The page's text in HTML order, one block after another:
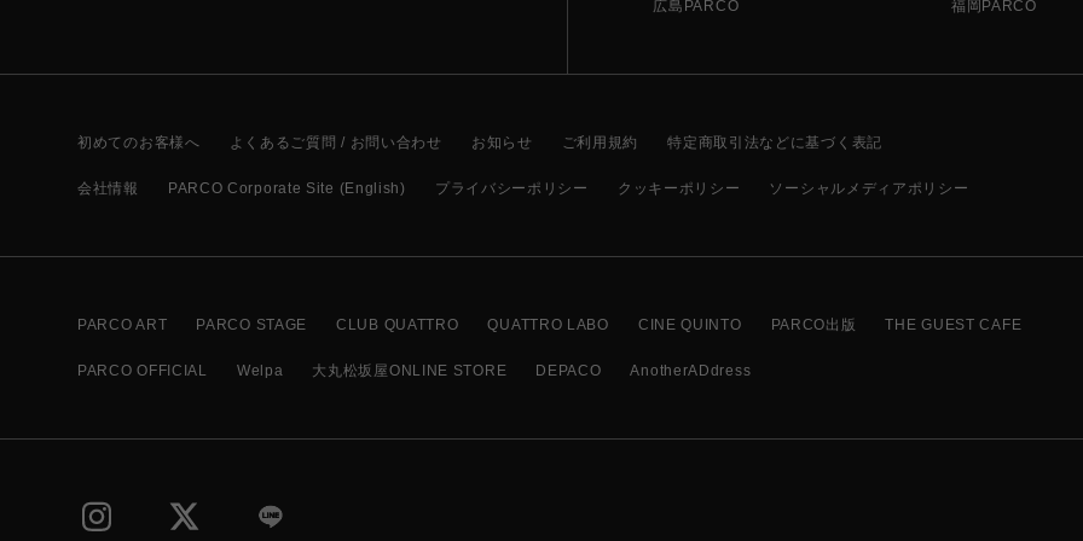
広島PARCO
福岡PARCO
初めてのお客様へ よくあるご質問 / お問い合わせ お知らせ ご利用規約 特定商取引法などに基づく表記
会社情報 PARCO Corporate Site (English) プライバシーポリシー クッキーポリシー ソーシャルメディアポリシー
PARCO ART PARCO STAGE CLUB QUATTRO QUATTRO LABO CINE QUINTO PARCO出版 THE GUEST CAFE
PARCO OFFICIAL Welpa 大丸松坂屋ONLINE STORE DEPACO AnotherADdress